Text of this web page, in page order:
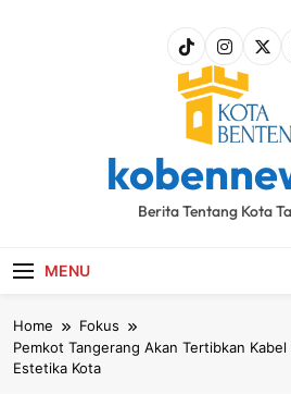
Berita Tentang Kota
MENU
Home
Fokus
Pemkot Tangerang Akan Tertibkan
Estetika Kota